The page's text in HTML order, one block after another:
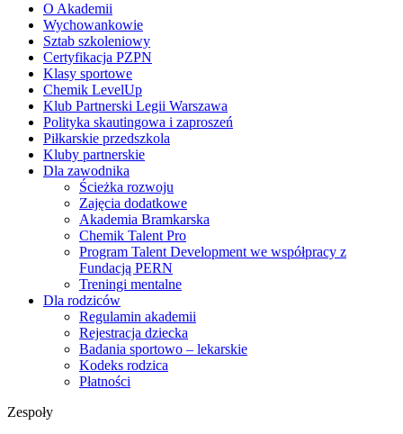
O Akademii
Wychowankowie
Sztab szkoleniowy
Certyfikacja PZPN
Klasy sportowe
Chemik LevelUp
Klub Partnerski Legii Warszawa
Polityka skautingowa i zaproszeń
Piłkarskie przedszkola
Kluby partnerskie
Dla zawodnika
Ścieżka rozwoju
Zajęcia dodatkowe
Akademia Bramkarska
Chemik Talent Pro
Program Talent Development we współpracy z
Fundacją PERN
Treningi mentalne
Dla rodziców
Regulamin akademii
Rejestracja dziecka
Badania sportowo – lekarskie
Kodeks rodzica
Płatności
Zespoły